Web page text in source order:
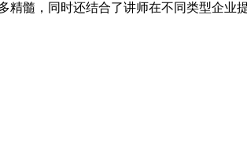
髓，同时还结合了讲师在不同类型企业